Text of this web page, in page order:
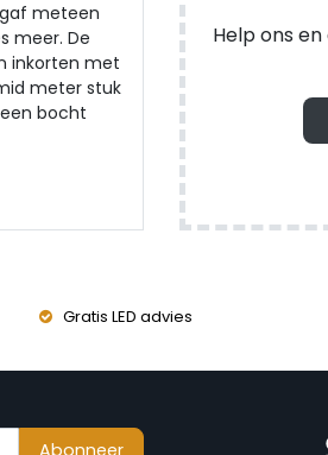
meteen
meer. De
inkorten met
meter stuk
bocht
Help ons
Gratis LED advies
Abonneer